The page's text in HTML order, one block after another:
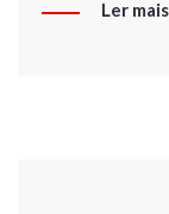
Ler mais